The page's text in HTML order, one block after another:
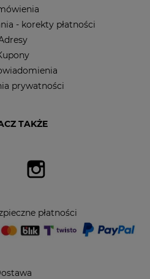
- korekty płatności
prywatności
TAKŻE
Facebook
płatności